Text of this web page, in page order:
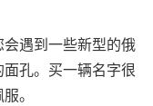
遇到一些新型的俄
孔。买一辆名字很
。